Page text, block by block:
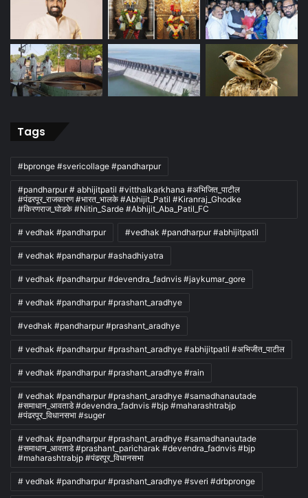
Tags
#bpronge #svericollage #pandharpur
#pandharpur # abhijitpatil #vitthalkarkhana #अभिजित_पाटील
#पंढरपूर_राजकारण #भारत_भालके #Abhijit_Patil #Kiranraj_Ghodke
#किरणराज_घोडके #Nitin_Sarde #Abhijit_Aba_Patil_FC
# vedhak #pandharpur #vedhak #pandharpur #abhijitpatil
# vedhak #pandharpur #ashadhiyatra
# vedhak #pandharpur #devendra_fadnvis #jaykumar_gore
# vedhak #pandharpur #prashant_aradhye
#vedhak #pandharpur #prashant_aradhye
# vedhak #pandharpur #prashant_aradhye #abhijitpatil #अभिजीत_पाटील
# vedhak #pandharpur #prashant_aradhye #rain
# vedhak #pandharpur #prashant_aradhye #samadhanautade
#समाधान_आवताडे #devendra_fadnvis #bjp #maharashtrabjp
#पंढरपूर_विधानसभा #suger
# vedhak #pandharpur #prashant_aradhye #samadhanautade
#समाधान_आवताडे #prashant_paricharak #devendra_fadnvis #bjp
#maharashtrabjp #पंढरपूर_विधानसभा
# vedhak #pandharpur #prashant_aradhye #sveri #drbpronge